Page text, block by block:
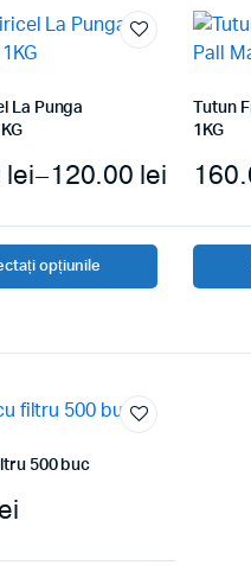
La Punga
120.00 lei
–
lei
opțiunile
Tutun
1KG
500 buc